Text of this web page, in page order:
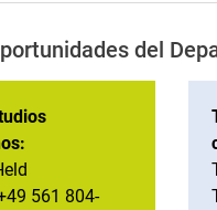
del
561 804-